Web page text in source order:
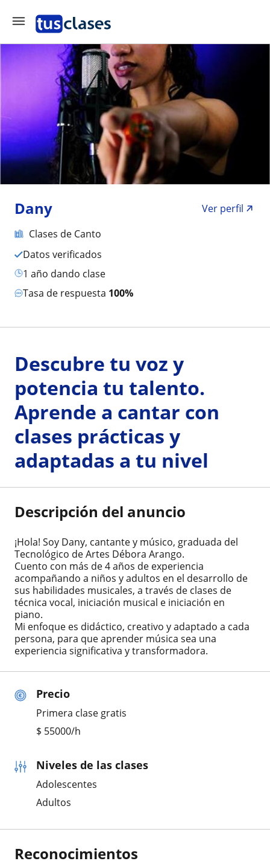
Dany
Ver perfil
Clases de Canto
Datos verificados
1 año dando clase
Tasa de respuesta 100%
Precio
Primera clase gratis
$ 55000/h
Niveles de las clases
Adolescentes
Adultos
Descubre tu voz y
potencia tu talento.
Aprende a cantar con
clases prácticas y
adaptadas a tu nivel
Descripción del anuncio
¡Hola! Soy Dany, cantante y músico, graduada del
Tecnológico de Artes Débora Arango.
Cuento con más de 4 años de experiencia
acompañando a niños y adultos en el desarrollo de
sus habilidades musicales, a través de clases de
técnica vocal, iniciación musical e iniciación en
piano.
Mi enfoque es didáctico, creativo y adaptado a cada
persona, para que aprender música sea una
experiencia significativa y transformadora.
Reconocimientos